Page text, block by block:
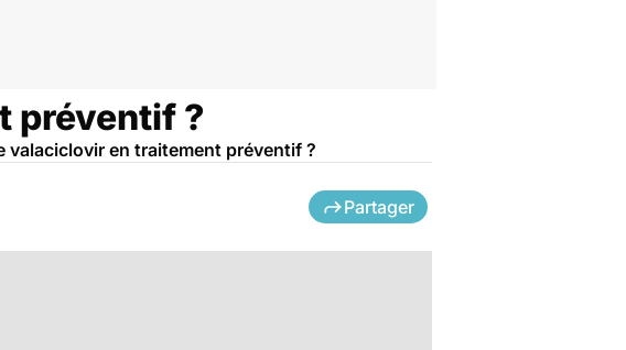
préventif ?
valaciclovir en traitement préventif ?
Partager